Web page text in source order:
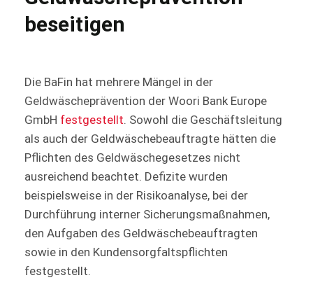
beseitigen
Die BaFin hat mehrere Mängel in der
Geldwäscheprävention der Woori Bank Europe
GmbH festgestellt. Sowohl die Geschäftsleitung
als auch der Geldwäschebeauftragte hätten die
Pflichten des Geldwäschegesetzes nicht
ausreichend beachtet. Defizite wurden
beispielsweise in der Risikoanalyse, bei der
Durchführung interner Sicherungsmaßnahmen,
den Aufgaben des Geldwäschebeauftragten
sowie in den Kundensorgfaltspflichten
festgestellt.